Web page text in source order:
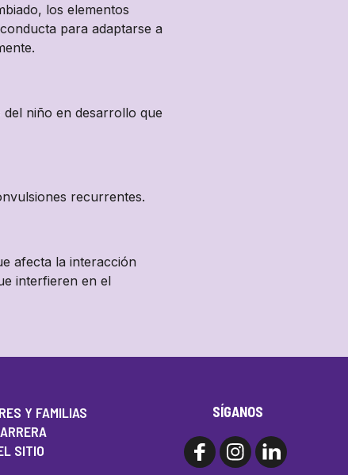
los elementos
para adaptarse a
niño en desarrollo que
recurrentes.
afecta la interacción
interfieren en el
Y FAMILIAS
SITIO
SÍGANOS